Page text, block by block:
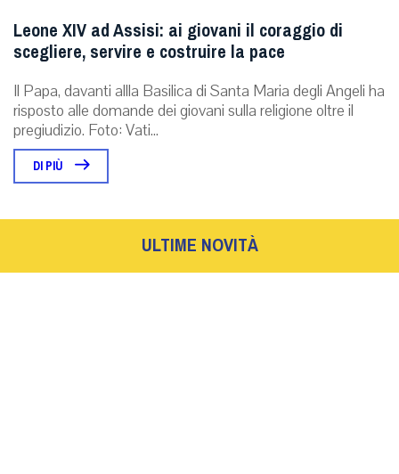
Leone XIV ad Assisi: ai giovani il coraggio di
scegliere, servire e costruire la pace
Il Papa, davanti allla Basilica di Santa Maria degli Angeli ha
risposto alle domande dei giovani sulla religione oltre il
pregiudizio. Foto: Vati...
DI PIÙ
ULTIME NOVITÀ